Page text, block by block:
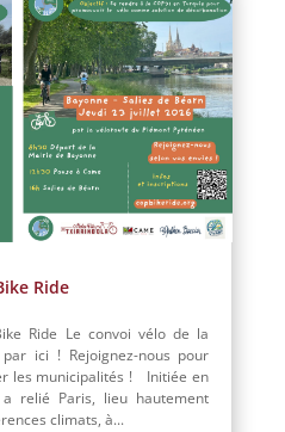
Ride
Ride Le convoi vélo de la
par ici ! Rejoignez-nous pour
les municipalités ! Initiée en
relié Paris, lieu hautement
climats, à...